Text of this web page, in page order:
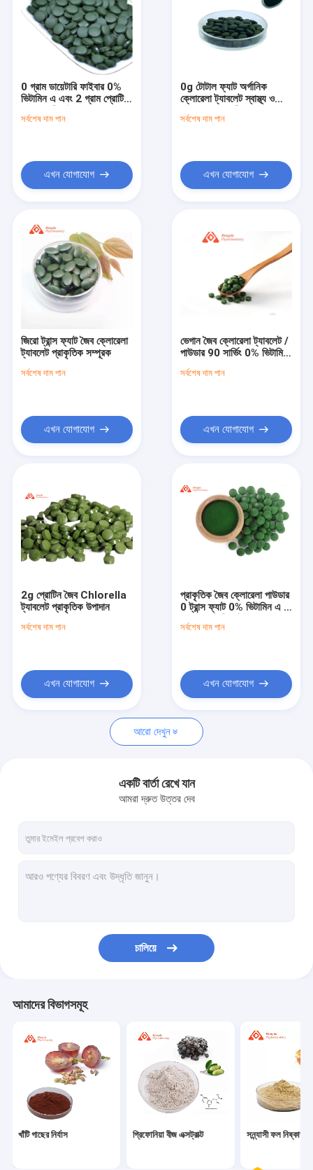
পণ্য
আমাদের সম্পর্কে
আমাদের সাথে যোগাযোগ করুন
খাঁটি গাছের নির্যাস
সন্ন্যাসী ফল নিষ্কাশন
জৈব ক্লোরেলা ট্যাবলেট
জিনসেং এক্সট্র্যাক্ট পাউডার
অক্টাকাস্যানল পাউডার
অ্যামিনো অ্যাসিড পাউডার
প্রাকৃতিক ভিটামিন পাউডার
প্রসাধনী কাঁচামাল
সক্রিয় ফার্মাসিউটিক্যাল উপাদান
0 গ্রাম ডায়েটারি ফাইবার 0%
ভিটামিন এ এবং 2 গ্রাম প্রোটিন
পাউডার
সর্বশেষ দাম পান
এখন যোগাযোগ
0g টোটাল ফ্যাট অর্গানিক
ক্লোরেলা ট্যাবলেট স্বাস্থ্য ও
সর্বশেষ দাম পান
এখন যোগাযোগ
জিরো ট্রান্স ফ্যাট জৈব ক্লোরেলা
ট্যাবলেট প্রাকৃতিক সম্পূরক
সর্বশেষ দাম পান
এখন যোগাযোগ
ভেগান জৈব ক্লোরেলা ট্যাবলেট /
পাউডার 90 সার্ভিং 0% ভিটামিন
সর্বশেষ দাম পান
এখন যোগাযোগ
2g প্রোটিন জৈব Chlorella
ট্যাবলেট প্রাকৃতিক উপাদান
সর্বশেষ দাম পান
এখন যোগাযোগ
প্রাকৃতিক জৈব ক্লোরেলা পাউডার
0 ট্রান্স ফ্যাট 0% ভিটামিন এ 0
সর্বশেষ দাম পান
এখন যোগাযোগ
আরো দেখুন
একটি বার্তা রেখে যান
আমরা দ্রুত উত্তর দেব
চালিয়ে
আমাদের বিভাগসমূহ
খাঁটি গাছের নির্যাস গ্রিফোনিয়া বীজ এক্সট্রাক্ট সন্ন্যাসী ফল নিষ্কাশন